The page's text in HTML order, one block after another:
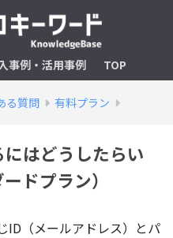
事例・活用事例 TOP
る質問 有料プラン
はどうしたらい
ドプラン）
ID（メールアドレス）とパ